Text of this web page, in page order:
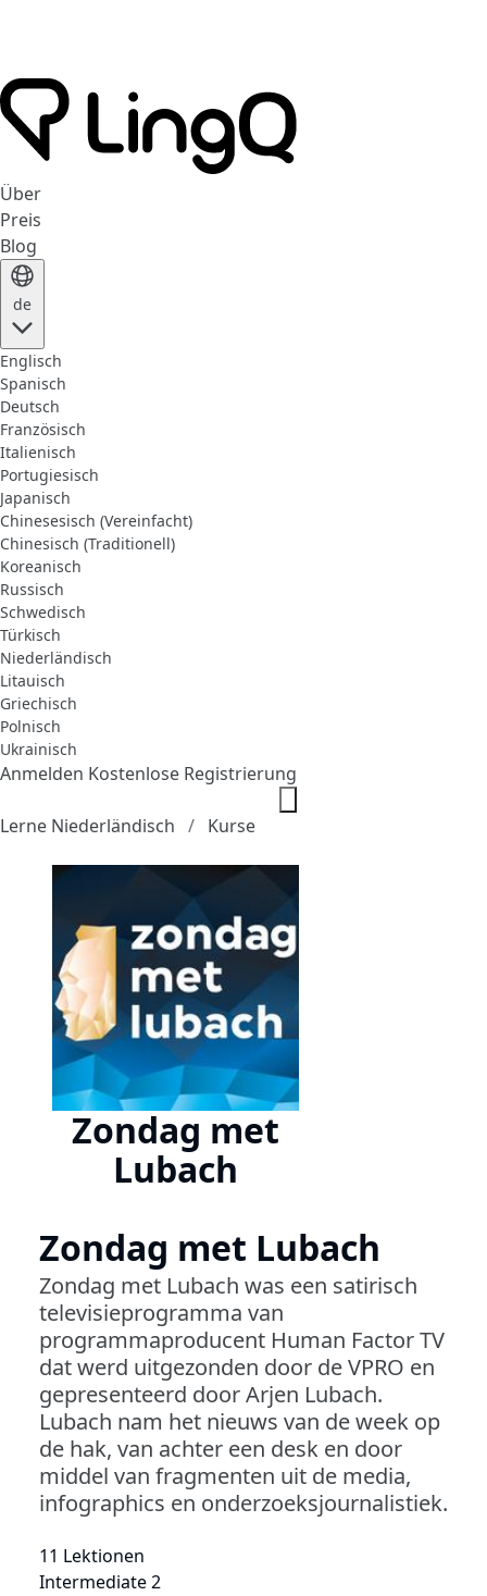
Über
Preis
Blog
de
Englisch
Spanisch
Deutsch
Französisch
Italienisch
Portugiesisch
Japanisch
Chinesesisch (Vereinfacht)
Chinesisch (Traditionell)
Koreanisch
Russisch
Schwedisch
Türkisch
Niederländisch
Litauisch
Griechisch
Polnisch
Ukrainisch
Anmelden Kostenlose Registrierung
Lerne Niederländisch Kurse
Zondag met
Lubach
Zondag met Lubach
Zondag met Lubach was een satirisch
televisieprogramma van
programmaproducent Human Factor TV
dat werd uitgezonden door de VPRO en
gepresenteerd door Arjen Lubach.
Lubach nam het nieuws van de week op
de hak, van achter een desk en door
middel van fragmenten uit de media,
infographics en onderzoeksjournalistiek.
11 Lektionen
Intermediate 2